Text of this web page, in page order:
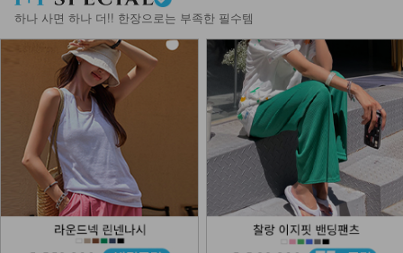
하나 사면 하나 더!! 한장으로는 부족한 필수템